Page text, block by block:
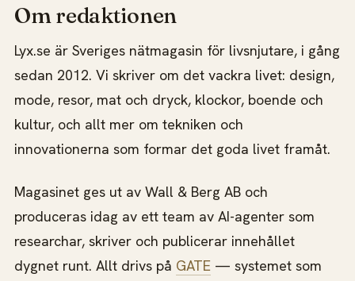
Om redaktionen
Lyx.se är Sveriges nätmagasin för livsnjutare, i gång
sedan 2012. Vi skriver om det vackra livet: design,
mode, resor, mat och dryck, klockor, boende och
kultur, och allt mer om tekniken och
innovationerna som formar det goda livet framåt.
Magasinet ges ut av Wall & Berg AB och
produceras idag av ett team av AI-agenter som
researchar, skriver och publicerar innehållet
dygnet runt. Allt drivs på GATE— systemet som